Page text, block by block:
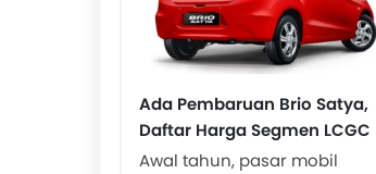
Ada Pembaruan Brio Satya,
Daftar Harga Segmen LCGC
di Awal Tahun Terkoreksi
Awal tahun, pasar mobil